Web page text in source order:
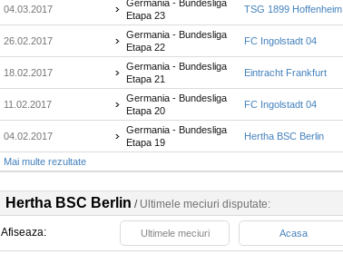
04.03.2017
Germania - Bundesliga
Etapa 23
TSG 1899 Hoffenheim
26.02.2017
Germania - Bundesliga
Etapa 22
FC Ingolstadt 04
18.02.2017
Germania - Bundesliga
Etapa 21
Eintracht Frankfurt
11.02.2017
Germania - Bundesliga
Etapa 20
FC Ingolstadt 04
04.02.2017
Germania - Bundesliga
Etapa 19
Hertha BSC Berlin
Mai multe rezultate
Hertha BSC Berlin / Ultimele meciuri disputate:
Afiseaza: Ultimele meciuri Acasa